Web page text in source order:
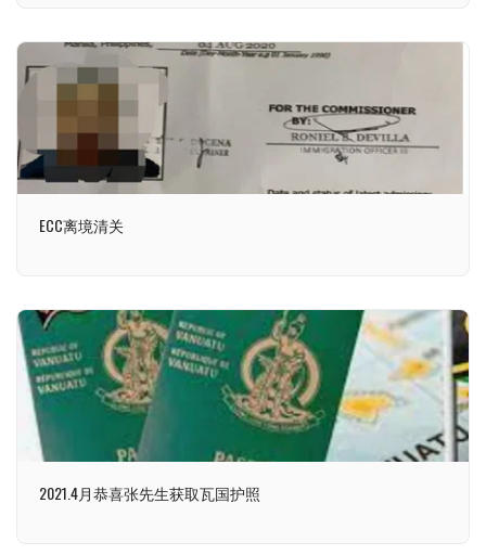
ECC离境清关
2021.4月恭喜张先生获取瓦国护照